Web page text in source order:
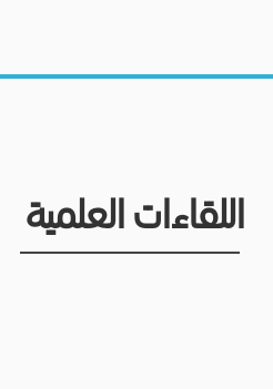
اللقاءات العلمية